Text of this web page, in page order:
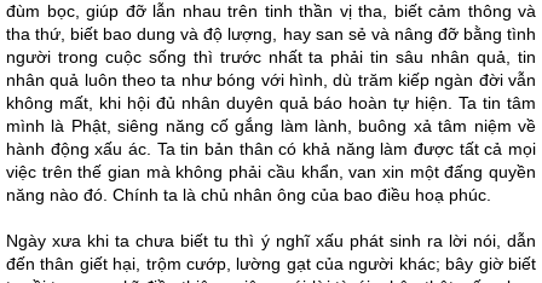
đùm bọc, giúp đỡ lẫn nhau trên tinh thần vị tha, biết cảm thông và
tha thứ, biết bao dung và độ lượng, hay san sẻ và nâng đỡ bằng tình
người trong cuộc sống thì trước nhất ta phải tin sâu nhân quả, tin
nhân quả luôn theo ta như bóng với hình, dù trăm kiếp ngàn đời vẫn
không mất, khi hội đủ nhân duyên quả báo hoàn tự hiện. Ta tin tâm
mình là Phật, siêng năng cố gắng làm lành, buông xả tâm niệm về
hành động xấu ác. Ta tin bản thân có khả năng làm được tất cả mọi
việc trên thế gian mà không phải cầu khẩn, van xin một đấng quyền
năng nào đó. Chính ta là chủ nhân ông của bao điều hoạ phúc.
Ngày xưa khi ta chưa biết tu thì ý nghĩ xấu phát sinh ra lời nói, dẫn
đến thân giết hại, trộm cướp, lường gạt của người khác; bây giờ biết